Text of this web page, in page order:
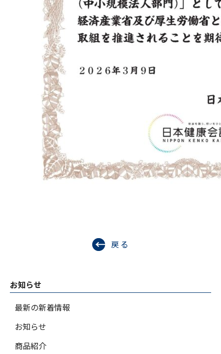
戻る
お知らせ
最新の新着情報
お知らせ
商品紹介